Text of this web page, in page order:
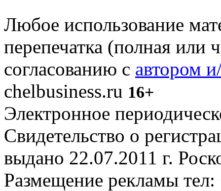
Любое использование
перепечатка (полная или
согласованию с автором
chelbusiness.ru 16+
Электронное
Свидетельство о
выдано 22.07.2011 г.
Размещение рекламы